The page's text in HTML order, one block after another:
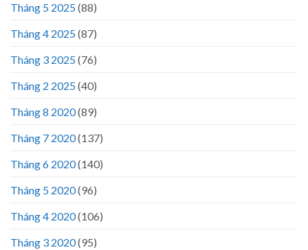
Tháng 5 2025(88)
Tháng 4 2025(87)
Tháng 3 2025(76)
Tháng 2 2025(40)
Tháng 8 2020(89)
Tháng 7 2020(137)
Tháng 6 2020(140)
Tháng 5 2020(96)
Tháng 4 2020(106)
Tháng 3 2020(95)